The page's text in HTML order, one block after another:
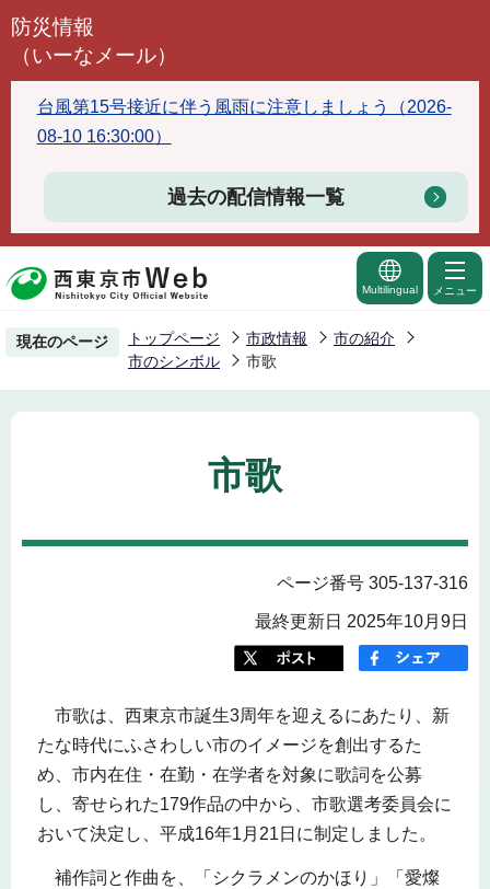
こ
で
す
防災情報
（いーなメール）
台風第15号接近に伴う風雨に注意しましょう（2026-
08-10 16:30:00）
過去の配信情報一覧
Multilingual メニュー
現在のページ トップページ 市政情報
市の紹介
市のシンボル
市歌
市歌
ページ番号 305-137-316
最終更新日 2025年10月9日
市歌は、西東京市誕生3周年を迎えるにあたり、新
たな時代にふさわしい市のイメージを創出するた
め、市内在住・在勤・在学者を対象に歌詞を公募
し、寄せられた179作品の中から、市歌選考委員会に
おいて決定し、平成16年1月21日に制定しました。
補作詞と作曲を、「シクラメンのかほり」「愛燦